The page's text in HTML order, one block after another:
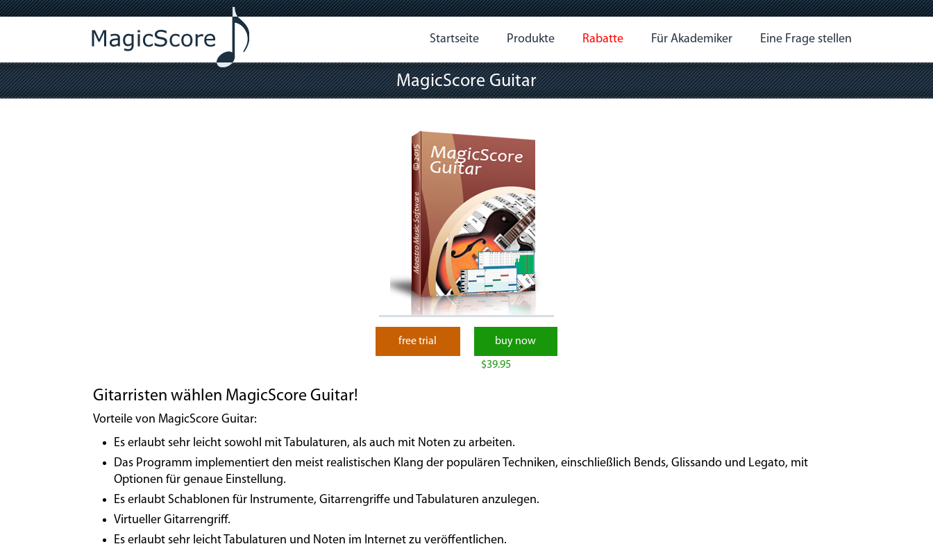
Startseite Produkte Rabatte Für Akademiker Eine Frage stellen
MagicScore Guitar
free trial buy now
$39.95
Gitarristen wählen MagicScore Guitar!
Vorteile von MagicScore Guitar:
Es erlaubt sehr leicht sowohl mit Tabulaturen, als auch mit Noten zu arbeiten.
Das Programm implementiert den meist realistischen Klang der populären Techniken, einschließlich Bends, Glissando und Legato, mit
Optionen für genaue Einstellung.
Es erlaubt Schablonen für Instrumente, Gitarrengriffe und Tabulaturen anzulegen.
Virtueller Gitarrengriff.
Es erlaubt sehr leicht Tabulaturen und Noten im Internet zu veröffentlichen.